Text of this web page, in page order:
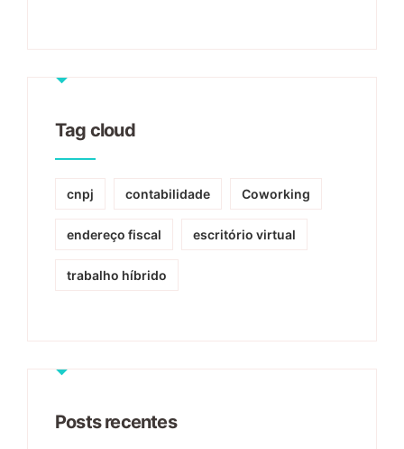
Tag cloud
cnpj contabilidade Coworking
endereço fiscal escritório virtual
trabalho híbrido
Posts recentes